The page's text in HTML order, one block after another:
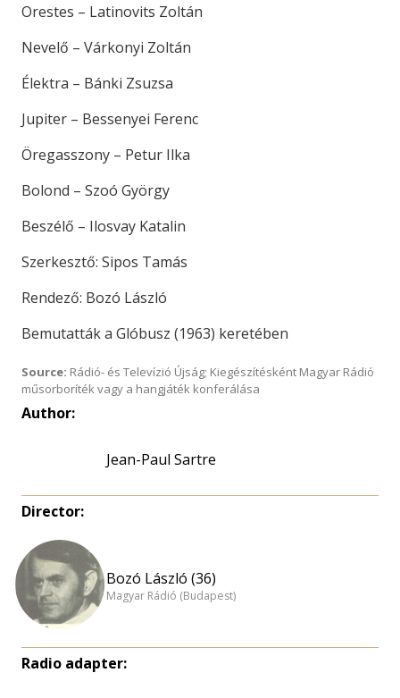
Orestes – Latinovits Zoltán
Nevelő – Várkonyi Zoltán
Élektra – Bánki Zsuzsa
Jupiter – Bessenyei Ferenc
Öregasszony – Petur Ilka
Bolond – Szoó György
Beszélő – Ilosvay Katalin
Szerkesztő: Sipos Tamás
Rendező: Bozó László
Bemutatták a Glóbusz (1963) keretében
Source: Rádió- és Televízió Újság; Kiegészítésként Magyar Rádió
műsorboríték vagy a hangjáték konferálása
Author:
Jean-Paul Sartre
Director:
Bozó László (36)
Magyar Rádió (Budapest)
Radio adapter: